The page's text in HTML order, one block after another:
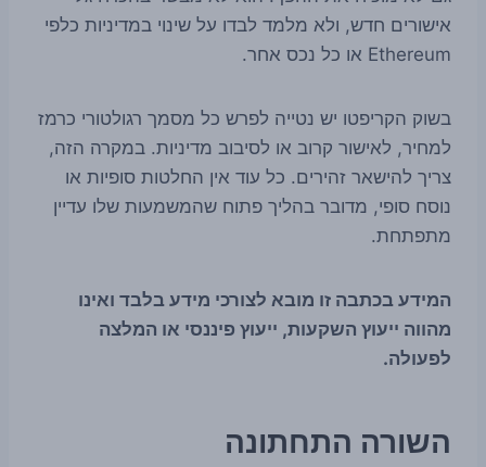
אישורים חדש, ולא מלמד לבדו על שינוי במדיניות כלפי
Ethereum או כל נכס אחר.
בשוק הקריפטו יש נטייה לפרש כל מסמך רגולטורי כרמז
למחיר, לאישור קרוב או לסיבוב מדיניות. במקרה הזה,
צריך להישאר זהירים. כל עוד אין החלטות סופיות או
נוסח סופי, מדובר בהליך פתוח שהמשמעות שלו עדיין
מתפתחת.
המידע בכתבה זו מובא לצורכי מידע בלבד ואינו
מהווה ייעוץ השקעות, ייעוץ פיננסי או המלצה
לפעולה.
השורה התחתונה